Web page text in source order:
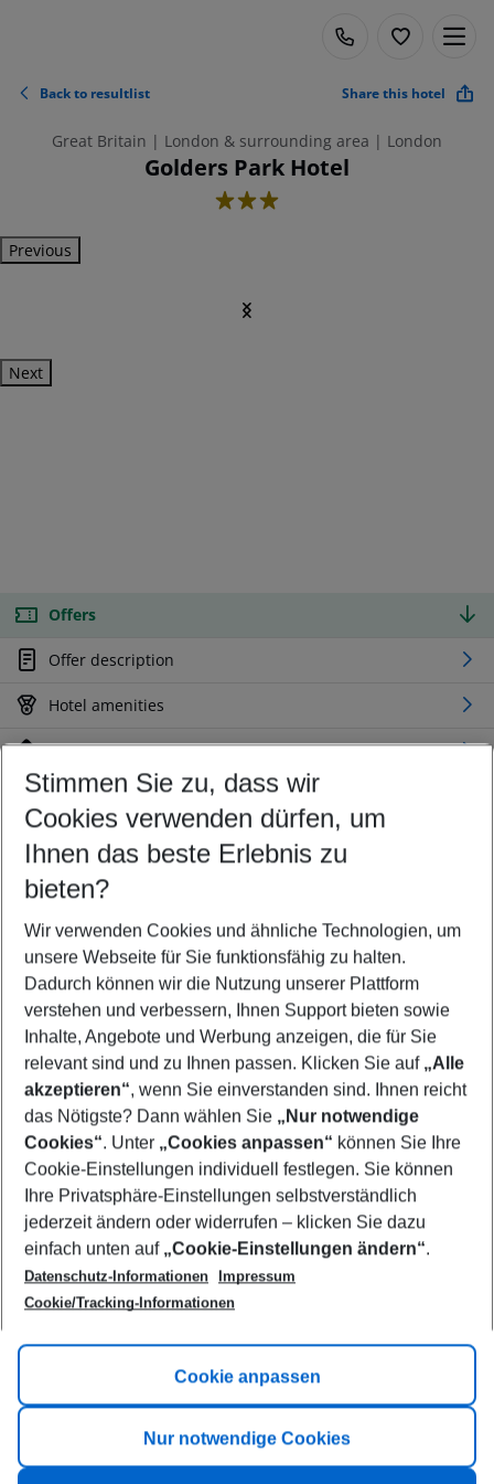
Back to resultlist Share this hotel
Great Britain | London & surrounding area | London
Golders Park Hotel
3
Previous
Next
Offers
Offer description
Hotel amenities
Location
Customize your offer
Find the perfect deal which suits your best
Your departure airport
Any airport
Select your date range
09/08/26–07/08/27 5-8 nights
Who will travel
2 adults No children
Show more filter
Footer
Footer navigation
Title A
Link A
Stimmen Sie zu, dass wir
Cookies verwenden dürfen, um
Ihnen das beste Erlebnis zu
bieten?
Wir verwenden Cookies und ähnliche Technologien, um
unsere Webseite für Sie funktionsfähig zu halten.
Dadurch können wir die Nutzung unserer Plattform
verstehen und verbessern, Ihnen Support bieten sowie
Inhalte, Angebote und Werbung anzeigen, die für Sie
relevant sind und zu Ihnen passen. Klicken Sie auf „Alle
akzeptieren“, wenn Sie einverstanden sind. Ihnen reicht
das Nötigste? Dann wählen Sie „Nur notwendige
Cookies“. Unter „Cookies anpassen“ können Sie Ihre
Cookie-Einstellungen individuell festlegen. Sie können
Ihre Privatsphäre-Einstellungen selbstverständlich
jederzeit ändern oder widerrufen – klicken Sie dazu
einfach unten auf „Cookie-Einstellungen ändern“.
Datenschutz-Informationen
Impressum
Cookie/Tracking-Informationen
Cookie anpassen
Nur notwendige Cookies